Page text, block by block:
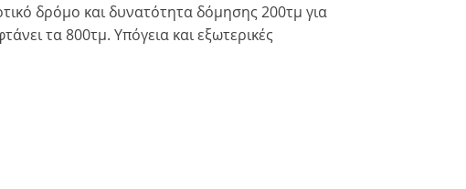
δρόμο και δυνατότητα δόμησης 200τμ για
τα 800τμ. Υπόγεια και εξωτερικές